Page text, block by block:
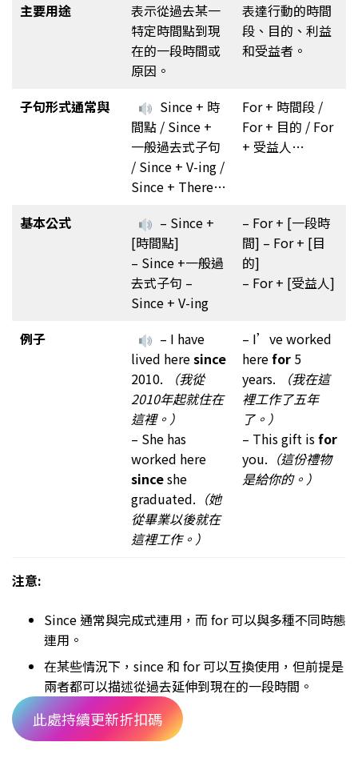
主要用途
表示從過去某一
特定時間點到現
在的一段時間或
原因。
表達行動的時間
段、目的、利益
和受益者。
子句形式通常與
Since + 時
間點 / Since +
一般過去式子句
/ Since + V-ing /
Since + There…
For + 時間段 /
For + 目的 / For
+ 受益人…
基本公式
– Since +
[時間點]
– Since +一般過
去式子句 –
Since + V-ing
– For + [一段時
間] – For + [目
的]
– For + [受益人]
例子
– I have
lived heresince
2010.
（我從
2010年起就住在
這裡。）
– She has
worked here
sinceshe
graduated. （她
從畢業以後就在
這裡工作。）
– I’ve worked
herefor 5
years.
（我在這
裡工作了五年
了。）
– This gift isfor
you. （這份禮物
是給你的。）
注意:
Since 通常與完成式連用，而 for 可以與多種不同時態
連用。
在某些情況下，since 和 for 可以互換使用，但前提是
兩者都可以描述從過去延伸到現在的一段時間。
此處持續更新折扣碼